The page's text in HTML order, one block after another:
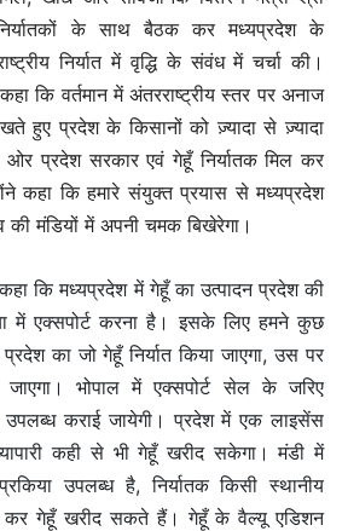
के साथ बैठक कर मध्यप्रदेश के
निर्यात में वृद्धि के संवंध में चर्चा की।
कि वर्तमान में अंतरराष्ट्रीय स्तर पर अनाज
हुए प्रदेश के किसानों को ज़्यादा से ज़्यादा
प्रदेश सरकार एवं गेहूँ निर्यातक मिल कर
कहा कि हमारे संयुक्त प्रयास से मध्यप्रदेश
मंडियों में अपनी चमक बिखेरेगा।
कि मध्यप्रदेश में गेहूँ का उत्पादन प्रदेश की
में एक्सपोर्ट करना है। इसके लिए हमने कुछ
प्रदेश का जो गेहूँ निर्यात किया जाएगा, उस पर
भोपाल में एक्सपोर्ट सेल के जरिए
उपलब्ध कराई जायेगी। प्रदेश में एक लाइसेंस
कही से भी गेहूँ खरीद सकेगा। मंडी में
उपलब्ध है, निर्यातक किसी स्थानीय
कर गेहूँ खरीद सकते हैं। गेहूँ के वैल्यू एडिशन